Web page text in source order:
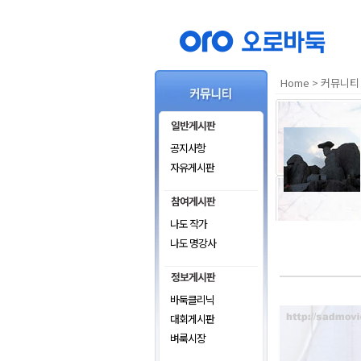
공지사항
자유게시판
나도 작가
나도 명강사
바둑클리닉
대회게시판
벼룩시장
Home > 커뮤니티